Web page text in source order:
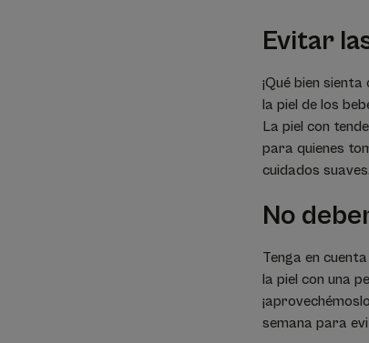
Evitar
¡Qué bien
la piel de los
La piel con
para quienes
cuidados suaves.
No
Tenga en
la piel con una
semana para